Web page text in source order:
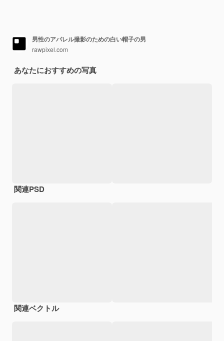
男性のアパレル撮影のための白い帽子の男
rawpixel.com
あなたにおすすめの写真
関連PSD
関連ベクトル